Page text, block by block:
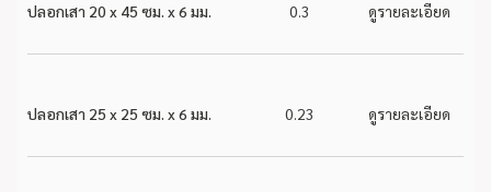
ปลอกเสา 20 x 45 ซม. x 6 มม. 0.3 ดูรายละเอียด
ปลอกเสา 25 x 25 ซม. x 6 มม. 0.23 ดูรายละเอียด